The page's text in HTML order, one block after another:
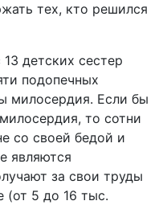
тех, кто решился
детских сестер
подопечных
милосердия. Если бы
то сотни
со своей бедой и
являются
за свои труды
(от 5 до 16 тыс.